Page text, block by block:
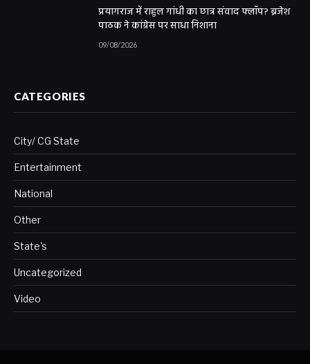
प्रयागराज में राहुल गांधी का छात्र संवाद फ्लॉप? ब्रजेश
पाठक ने कांग्रेस पर साधा निशाना
09/08/2026
CATEGORIES
City/ CG State
Entertainment
National
Other
State's
Uncategorized
Video